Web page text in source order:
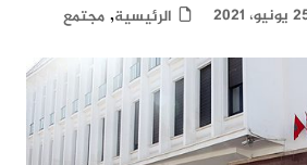
2021 الرئيسية, مجتمع